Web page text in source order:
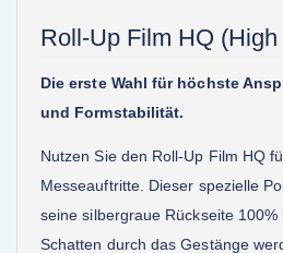
Roll-Up Film HQ
Die erste Wahl für höchste
und Formstabilität.
Nutzen Sie den Roll-Up Film HQ
Messeauftritte. Dieser spezielle
seine silbergraue Rückseite
Schatten durch das Gestänge